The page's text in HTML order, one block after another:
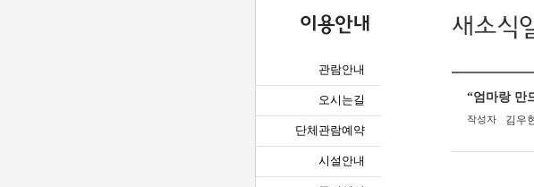
관람안내
오시는길
단체관람예약
시설안내
“엄마랑 만
작성자 김우